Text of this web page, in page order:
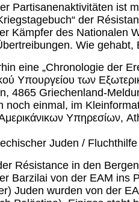
Partisanenaktivitäten ist
der
Kämpfer des Nationalen
Wie
eine „Chronologie der
Υπουργείου των
4865 Griechenland-
einmal, im
Υπηρεσίων,
Juden / Fluchthilfe
Résistance in den
Barzilai von der EAM ins
Juden wurden von der